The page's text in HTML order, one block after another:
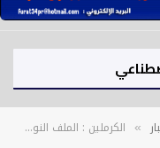
» الكرملين : الملف النووي الإيراني والتوتر في الشرق الأوسط محل مباحثات بوتن وترامب